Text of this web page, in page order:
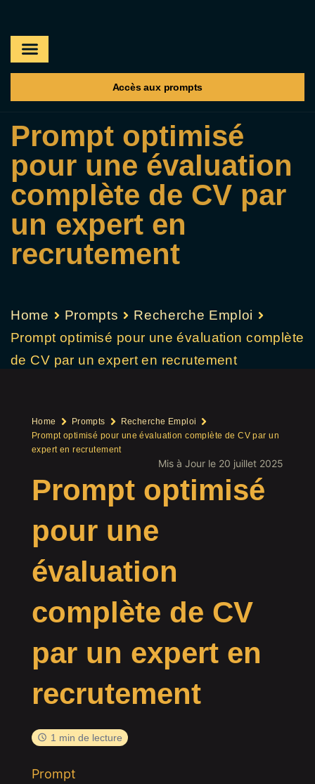
Accès aux prompts
Prompt optimisé
pour une évaluation
complète de CV par
un expert en
recrutement
Home Prompts
Recherche Emploi
Prompt optimisé pour une évaluation complète
de CV par un expert en recrutement
Home Prompts
Recherche Emploi
Prompt optimisé pour une évaluation complète de CV par un
expert en recrutement
Mis à Jour le 20 juillet 2025
Prompt optimisé
pour une
évaluation
complète de CV
par un expert en
recrutement
1 min de lecture
Prompt